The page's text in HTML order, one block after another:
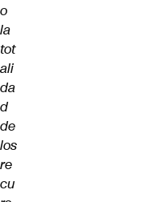
o
la
tot
ali
da
d
de
los
re
cu